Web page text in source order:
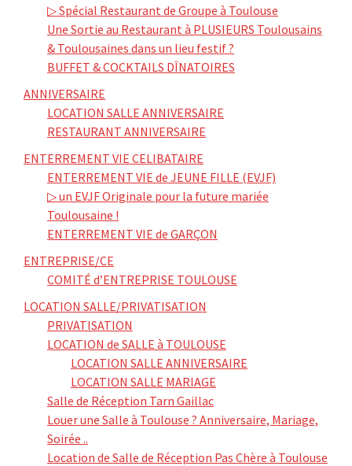
▷ Spécial Restaurant de Groupe à Toulouse
Une Sortie au Restaurant à PLUSIEURS Toulousains
& Toulousaines dans un lieu festif ?
BUFFET & COCKTAILS DÎNATOIRES
ANNIVERSAIRE
LOCATION SALLE ANNIVERSAIRE
RESTAURANT ANNIVERSAIRE
ENTERREMENT VIE CELIBATAIRE
ENTERREMENT VIE de JEUNE FILLE (EVJF)
▷ un EVJF Originale pour la future mariée
Toulousaine !
ENTERREMENT VIE de GARÇON
ENTREPRISE/CE
COMITÉ d’ENTREPRISE TOULOUSE
LOCATION SALLE/PRIVATISATION
PRIVATISATION
LOCATION de SALLE à TOULOUSE
LOCATION SALLE ANNIVERSAIRE
LOCATION SALLE MARIAGE
Salle de Réception Tarn Gaillac
Louer une Salle à Toulouse ? Anniversaire, Mariage,
Soirée ..
Location de Salle de Réception Pas Chère à Toulouse